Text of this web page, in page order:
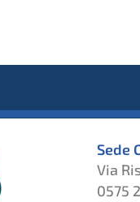
Sede
Via
0575